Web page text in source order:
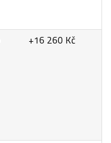
+16 260 Kč